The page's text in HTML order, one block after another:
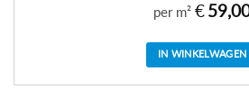
per m² €
IN WINKELWAGEN